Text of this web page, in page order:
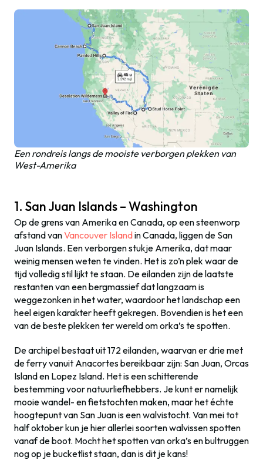
Een rondreis langs de mooiste verborgen plekken van
West-Amerika
1. San Juan Islands – Washington
Op de grens van Amerika en Canada, op een steenworp
afstand vanVancouver Islandin Canada, liggen de San
Juan Islands. Een verborgen stukje Amerika, dat maar
weinig mensen weten te vinden. Het is zo’n plek waar de
tijd volledig stil lijkt te staan. De eilanden zijn de laatste
restanten van een bergmassief dat langzaam is
weggezonken in het water, waardoor het landschap een
heel eigen karakter heeft gekregen. Bovendien is het een
van de beste plekken ter wereld om orka’s te spotten.
De archipel bestaat uit 172 eilanden, waarvan er drie met
de ferry vanuit Anacortes bereikbaar zijn: San Juan, Orcas
Island en Lopez Island. Het is een schitterende
bestemming voor natuurliefhebbers. Je kunt er namelijk
mooie wandel- en fietstochten maken, maar het échte
hoogtepunt van San Juan is een walvistocht. Van mei tot
half oktober kun je hier allerlei soorten walvissen spotten
vanaf de boot. Mocht het spotten van orka’s en bultruggen
nog op je bucketlist staan, dan is dit je kans!